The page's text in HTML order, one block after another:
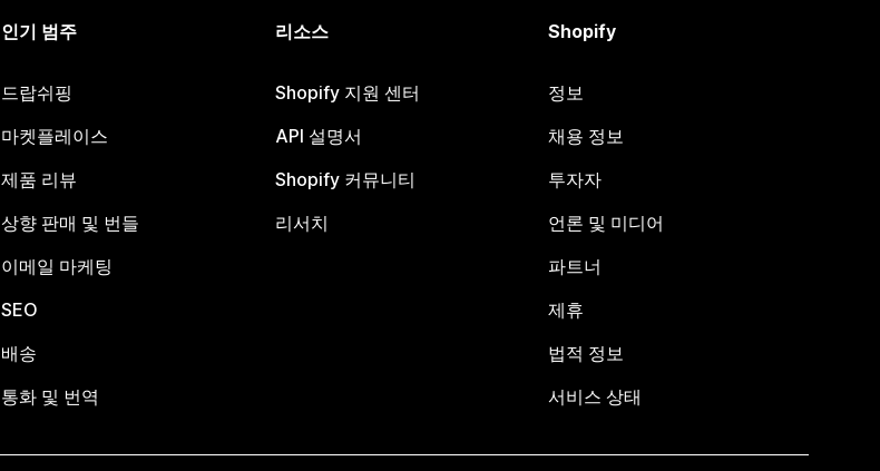
인기 범주
드랍쉬핑
마켓플레이스
제품 리뷰
상향 판매 및 번들
이메일 마케팅
SEO
배송
통화 및 번역
리소스
Shopify 지원 센터
API 설명서
Shopify 커뮤니티
리서치
Shopify
정보
채용 정보
투자자
언론 및 미디어
파트너
제휴
법적 정보
서비스 상태